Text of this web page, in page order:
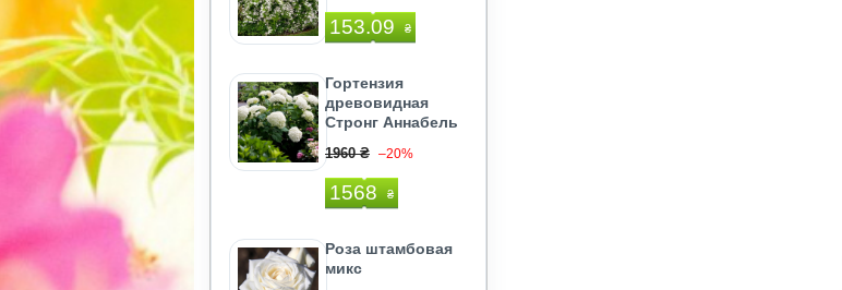
153.09 ₴
Гортензия
древовидная
Стронг Аннабель
1960 ₴ –20%
1568 ₴
Роза штамбовая
микс